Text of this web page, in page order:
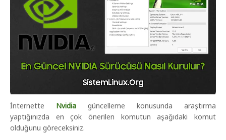
İnternette Nvidia güncelleme konusunda araştırma
yaptığınızda en çok önerilen komutun aşağıdaki komut
olduğunu göreceksiniz.